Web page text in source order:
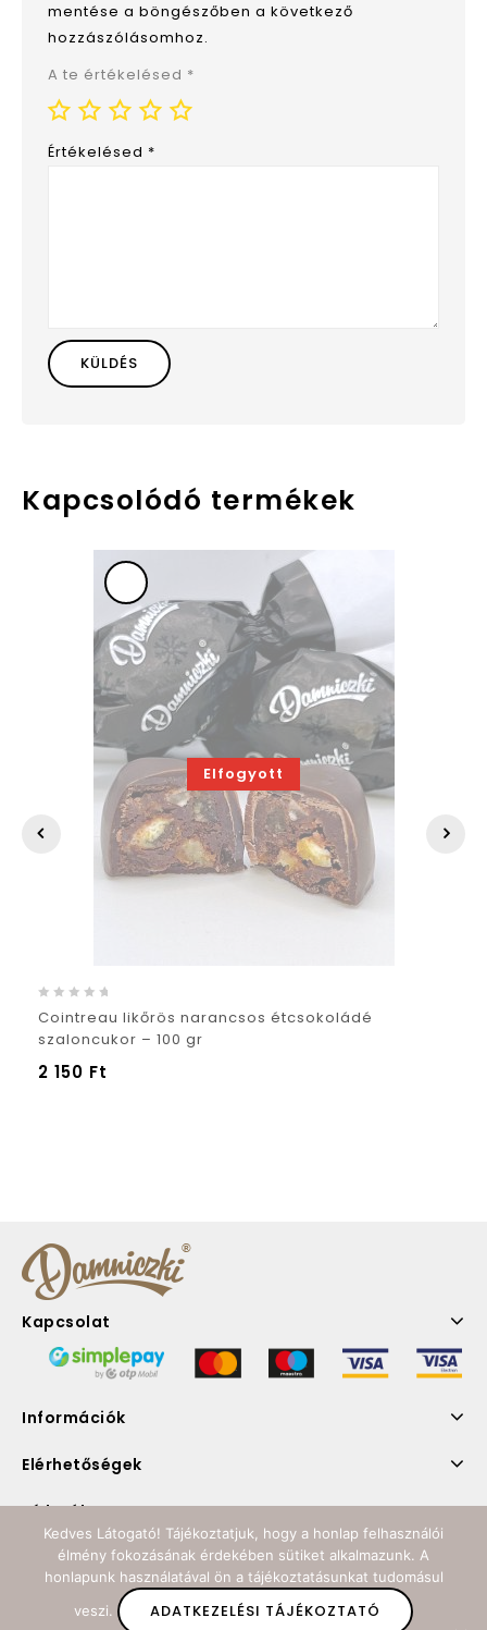
mentése a böngészőben a következő
hozzászólásomhoz.
A te értékelésed *
Értékelésed *
Kapcsolódó termékek
Elfogyott
of
5
Cointreau likőrös narancsos étcsokoládé
szaloncukor – 100 gr
2 150 Ft
Kapcsolat
Információk
Elérhetőségek
Hírlevél
Kövess minket
Kedves Látogató! Tájékoztatjuk, hogy a honlap felhasználói
élmény fokozásának érdekében sütiket alkalmazunk. A
honlapunk használatával ön a tájékoztatásunkat tudomásul
veszi.
ADATKEZELÉSI TÁJÉKOZTATÓ